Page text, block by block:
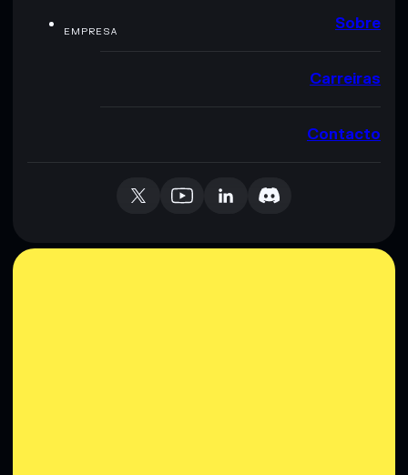
EMPRESA Sobre
Carreiras
Contacto